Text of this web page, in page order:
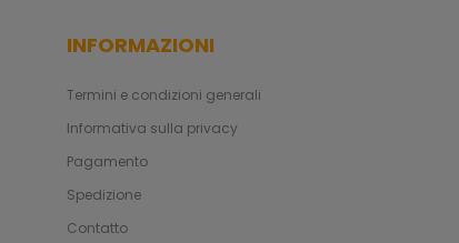
INFORMAZIONI
Termini e condizioni generali
Informativa sulla privacy
Pagamento
Spedizione
Contatto